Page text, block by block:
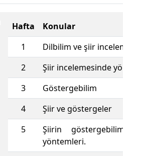
Hafta
Konular
1
Dilbilim ve şiir incelemesi
2
Şiir incelemesinde
3
Göstergebilim
4
Şiir ve göstergeler
5
Şiirin göstergebilimsel
yöntemleri.